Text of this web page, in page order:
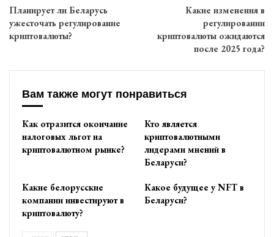
Планирует ли Беларусь
ужесточать регулирование
криптовалюты?
Какие изменения в
регулировании
криптовалюты ожидаются
после 2025 года?
Вам также могут понравиться
Как отразится окончание
налоговых льгот на
криптовалютном рынке?
Кто является
криптовалютными
лидерами мнений в
Беларуси?
Какие белорусские
компании инвестируют в
криптовалюту?
Какое будущее у NFT в
Беларуси?